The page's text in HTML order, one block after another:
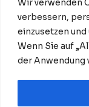
verbessern,
einzusetzen
Wenn Sie auf
der Anwendung